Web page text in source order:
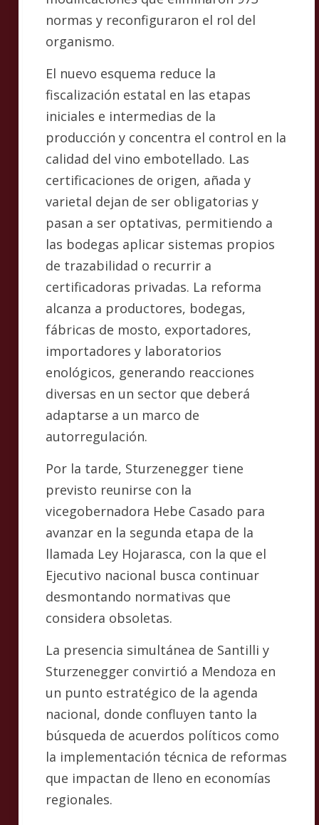
normas y reconfiguraron el rol del
organismo.
El nuevo esquema reduce la
fiscalización estatal en las etapas
iniciales e intermedias de la
producción y concentra el control en la
calidad del vino embotellado. Las
certificaciones de origen, añada y
varietal dejan de ser obligatorias y
pasan a ser optativas, permitiendo a
las bodegas aplicar sistemas propios
de trazabilidad o recurrir a
certificadoras privadas. La reforma
alcanza a productores, bodegas,
fábricas de mosto, exportadores,
importadores y laboratorios
enológicos, generando reacciones
diversas en un sector que deberá
adaptarse a un marco de
autorregulación.
Por la tarde, Sturzenegger tiene
previsto reunirse con la
vicegobernadora Hebe Casado para
avanzar en la segunda etapa de la
llamada Ley Hojarasca, con la que el
Ejecutivo nacional busca continuar
desmontando normativas que
considera obsoletas.
La presencia simultánea de Santilli y
Sturzenegger convirtió a Mendoza en
un punto estratégico de la agenda
nacional, donde confluyen tanto la
búsqueda de acuerdos políticos como
la implementación técnica de reformas
que impactan de lleno en economías
regionales.